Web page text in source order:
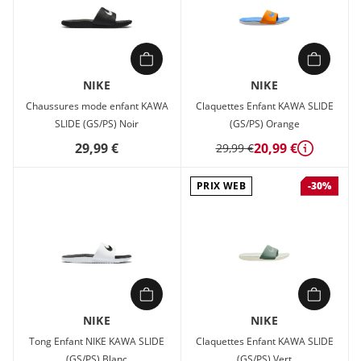
NIKE
Chaussures mode enfant KAWA
SLIDE (GS/PS) Noir
29,99 €
NIKE
Claquettes Enfant KAWA SLIDE
(GS/PS) Orange
29,99 €20,99 € Détails
NIKE
Tong Enfant NIKE KAWA SLIDE
PRIX WEB -30%
NIKE
Claquettes Enfant KAWA SLIDE